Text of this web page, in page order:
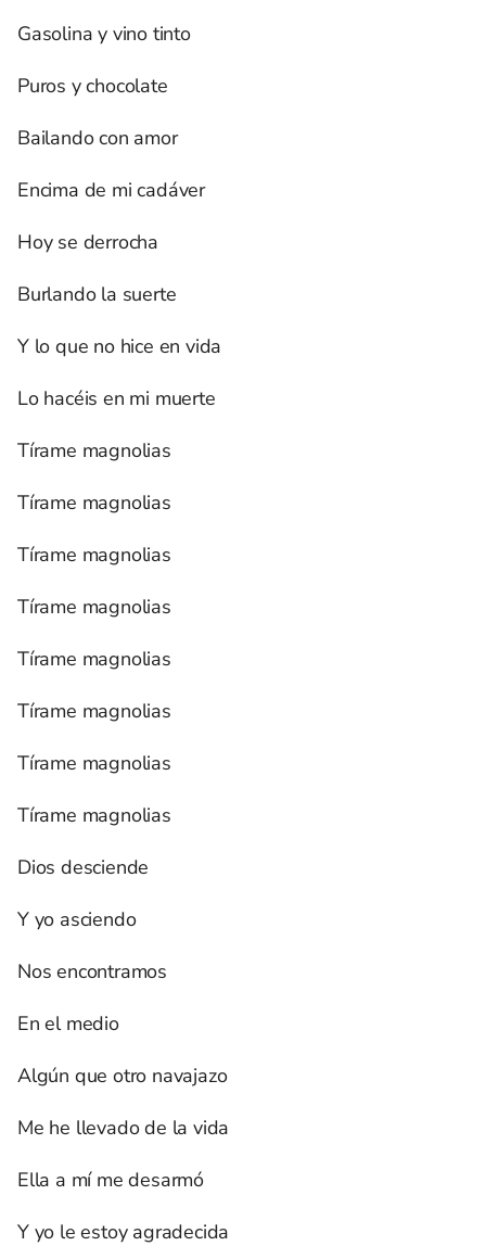
Gasolina y vino tinto
Puros y chocolate
Bailando con amor
Encima de mi cadáver
Hoy se derrocha
Burlando la suerte
Y lo que no hice en vida
Lo hacéis en mi muerte
Tírame magnolias
Tírame magnolias
Tírame magnolias
Tírame magnolias
Tírame magnolias
Tírame magnolias
Tírame magnolias
Tírame magnolias
Dios desciende
Y yo asciendo
Nos encontramos
En el medio
Algún que otro navajazo
Me he llevado de la vida
Ella a mí me desarmó
Y yo le estoy agradecida